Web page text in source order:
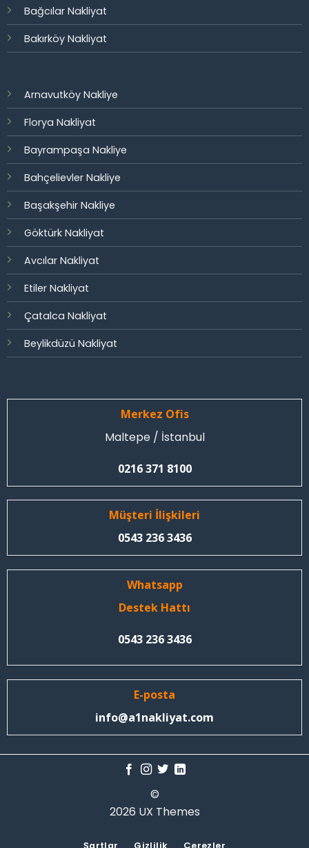
Bağcılar Nakliyat
Bakırköy Nakliyat
Arnavutköy Nakliye
Florya Nakliyat
Bayrampaşa Nakliye
Bahçelievler Nakliye
Başakşehir Nakliye
Göktürk Nakliyat
Avcılar Nakliyat
Etiler Nakliyat
Çatalca Nakliyat
Beylikdüzü Nakliyat
Merkez Ofis
Maltepe / İstanbul
0216 371 8100
Müşteri İlişkileri
0543 236 3436
Whatsapp
Destek Hattı
0543 236 3436
E-posta
info@a1nakliyat.com
©
2026 UX Themes
Şartlar Gizlilik Çerezler